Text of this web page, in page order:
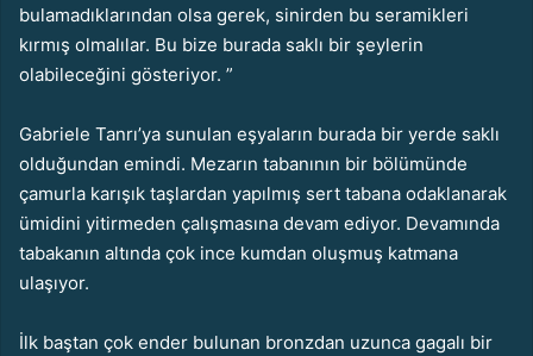
bulamadıklarından olsa gerek, sinirden bu seramikleri
kırmış olmalılar. Bu bize burada saklı bir şeylerin
olabileceğini gösteriyor. ”
Gabriele Tanrı’ya sunulan eşyaların burada bir yerde saklı
olduğundan emindi. Mezarın tabanının bir bölümünde
çamurla karışık taşlardan yapılmış sert tabana odaklanarak
ümidini yitirmeden çalışmasına devam ediyor. Devamında
tabakanın altında çok ince kumdan oluşmuş katmana
ulaşıyor.
İlk baştan çok ender bulunan bronzdan uzunca gagalı bir